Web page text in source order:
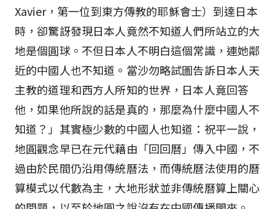
Xavier，第一位到東方傳教的耶穌會士）到達日本
時，卻驚訝發現日本人竟然不知道人們所站立的大
地是個圓球。不但日本人不明白這個常識，連她鄰
近的中國人也不知道。當沙勿略試圖告訴日本人天
主教的道理和西方人所知的世界，日本人竟回答
他，如果他所說的話是真的，那麼為什麼中國人不
知道？」其實極少數的中國人也知道：祝平一說，
地圓觀念早已在元代藉由「回回曆」傳入中國，不
過由於民間仍沿用傳統曆法，而傳統曆法使用的曆
算模式以代數為主，大地形狀並非傳統曆算上關心